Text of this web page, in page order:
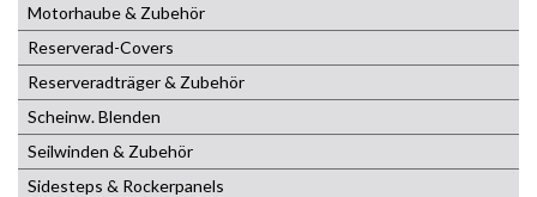
Motorhaube & Zubehör
Reserverad-Covers
Reserveradträger & Zubehör
Scheinw. Blenden
Seilwinden & Zubehör
Sidesteps & Rockerpanels